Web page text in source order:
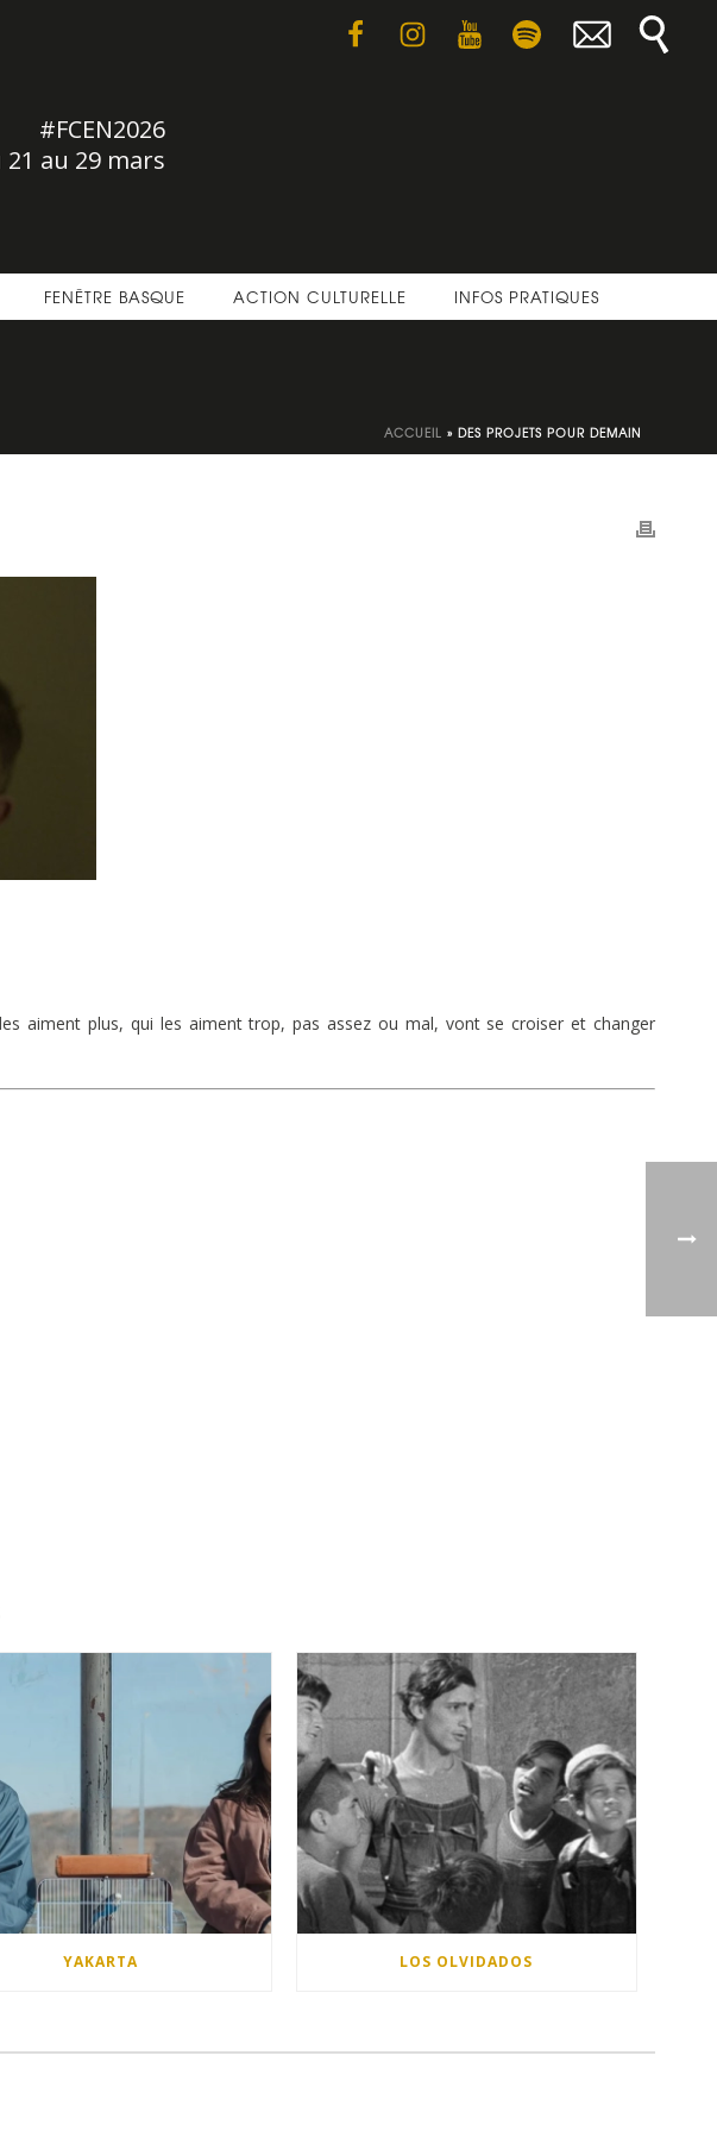
#FCEN2026
21 au 29 mars
FENÊTRE BASQUE ACTION CULTURELLE INFOS PRATIQUES
ACCUEIL » DES PROJETS POUR DEMAIN
aiment plus, qui les aiment trop, pas assez ou mal, vont se croiser et changer
YAKARTA LOS OLVIDADOS